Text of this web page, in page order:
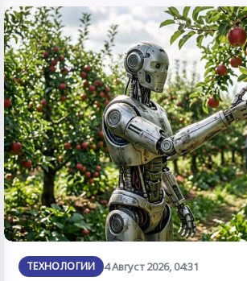
ТЕХНОЛОГИИ 4 Август 2026, 04:31